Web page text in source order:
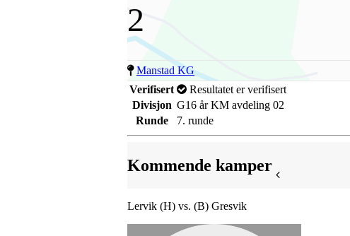
2
Manstad KG
Verifisert
Resultatet er verifisert
Divisjon G16 år KM avdeling 02
Runde
7. runde
Kommende kamper
Lervik (H) vs. (B) Gresvik